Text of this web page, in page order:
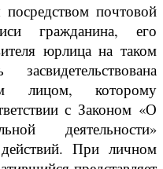
почтовой
гражданина, его
юрлица на таком
лицом, которому
с Законом «О
деятельности»
При личном